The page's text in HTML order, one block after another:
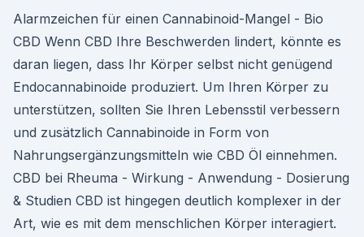
Alarmzeichen für einen Cannabinoid-Mangel - Bio
CBD Wenn CBD Ihre Beschwerden lindert, könnte es
daran liegen, dass Ihr Körper selbst nicht genügend
Endocannabinoide produziert. Um Ihren Körper zu
unterstützen, sollten Sie Ihren Lebensstil verbessern
und zusätzlich Cannabinoide in Form von
Nahrungsergänzungsmitteln wie CBD Öl einnehmen.
CBD bei Rheuma - Wirkung - Anwendung - Dosierung
& Studien CBD ist hingegen deutlich komplexer in der
Art, wie es mit dem menschlichen Körper interagiert.